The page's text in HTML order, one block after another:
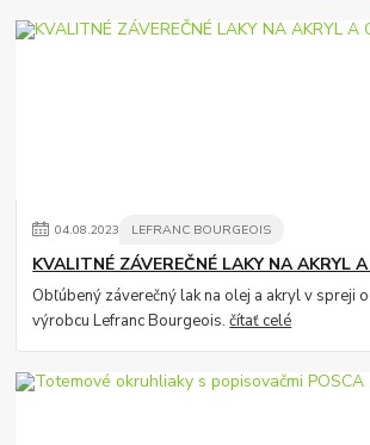
04.08.2023 LEFRANC BOURGEOIS
KVALITNÉ ZÁVEREČNÉ LAKY NA AKRYL A
Obľúbený záverečný lak na olej a akryl v spreji
výrobcu Lefranc Bourgeois.čítať celé